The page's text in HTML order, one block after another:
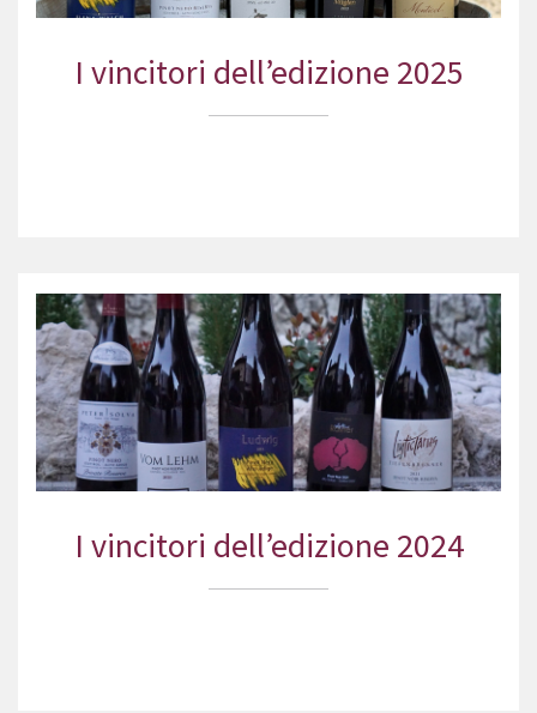
I vincitori dell’edizione 2025
I vincitori dell’edizione 2024